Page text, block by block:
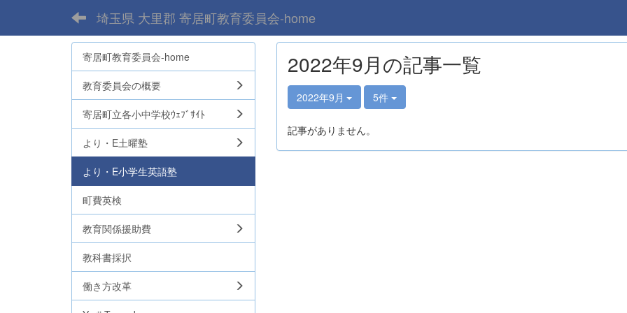
埼玉県 大里郡 寄居町教育委員会-home
2022年9月の記事一覧
2022年9月 5件
記事がありません。
寄居町教育委員会-home
教育委員会の概要
寄居町立各小中学校ｳｪﾌﾞｻｲﾄ
より・E土曜塾
より・E小学生英語塾
町費英検
教育関係援助費
教科書採択
働き方改革